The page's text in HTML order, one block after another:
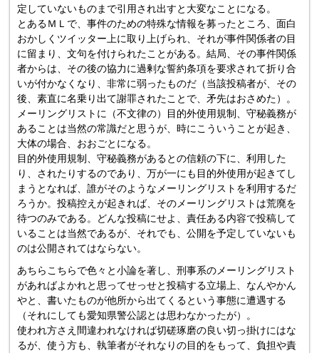
定していないものまで引用され出すと大変なことになる。
とあるＭＬで、事件のための特殊な情報を募ったところ、面白
おかしくツイッター上に取り上げられ、それが事件関係者の目
に留まり、文句を付けられたことがある。結局、その事件関係
者からは、その後の協力に過剰な誓約条項を要求されて折り合
いが付かなくなり、非常に弱ったものだ（当該投稿者が、その
後、素直に名乗り出て謝罪されたことで、矛先はおさめた）。
メーリングリストに（不文律の）目的外使用規制、守秘義務が
あることは当然の常識だと思うが、時にこういうことが起き、
大体の場合、おおごとになる。
目的外使用規制、守秘義務があるとの信頼の下に、利用した
り、されたりするのであり、万が一にも目的外使用が起きてし
まうとなれば、誰がそのようなメーリングリストを利用するだ
ろうか。投稿控えが起きれば、そのメーリングリストは荒廃を
待つのみである。どんな投稿にせよ、責任ある内容で投稿して
いることは当然であるが、それでも、公開を予定していないも
のは公開されてはならない。
あちらこちらで色々と小論を著し、刑事系のメーリングリスト
があればよかれと思ってせっせと投稿する立場上、なんやかん
やと、書いたものが他所から出てくるという事態に遭遇する
（それにしても愛知県警公認とは思わなかったが）。
使われ方さえ間違われなければ切磋琢磨の良い切っ掛けにはな
るが、使う方も、執筆者がそれなりの目的をもって、負担や責